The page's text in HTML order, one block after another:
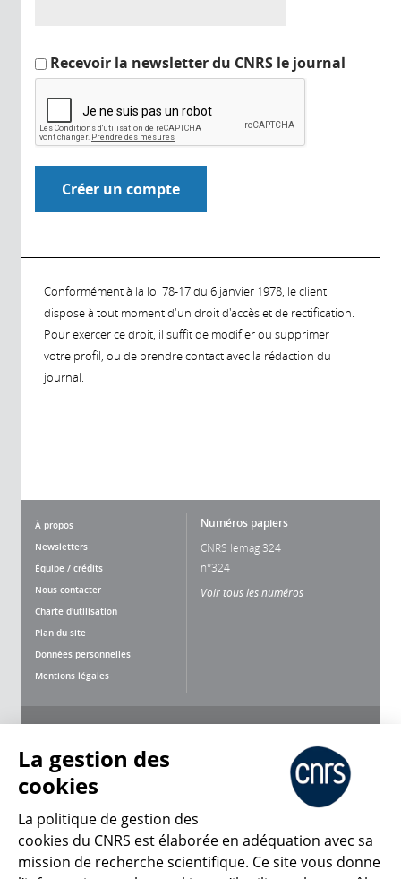
Recevoir la newsletter du CNRS le journal
Conformément à la loi 78-17 du 6 janvier 1978, le client
dispose à tout moment d'un droit d'accès et de rectification.
Pour exercer ce droit, il suffit de modifier ou supprimer
votre profil, ou de prendre contact avec la rédaction du
journal.
À propos
Newsletters
Équipe / crédits
Nous contacter
Charte d'utilisation
Plan du site
Données personnelles
Mentions légales
Numéros papiers
CNRS lemag 324
n°324
Voir tous les numéros
CNRS Le Mag
La gestion des
cookies
La politique de gestion des
cookies du CNRS est élaborée en adéquation avec sa
mission de recherche scientifique. Ce site vous donne